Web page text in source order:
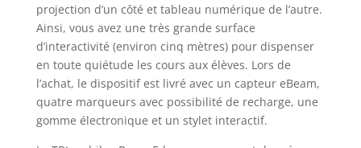
projection d’un côté et tableau numérique de l’autre.
Ainsi, vous avez une très grande surface
d’interactivité (environ cinq mètres) pour dispenser
en toute quiétude les cours aux élèves. Lors de
l’achat, le dispositif est livré avec un capteur eBeam,
quatre marqueurs avec possibilité de recharge, une
gomme électronique et un stylet interactif.